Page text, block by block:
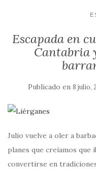
Escapada en
Cantabria
Publicado en 8 julio,
Julio vuelve a oler a
planes que creíamos que
convertirse en